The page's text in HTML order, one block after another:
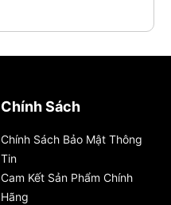
Chính Sách
Chính Sách Bảo Mật Thông
Tin
Cam Kết Sản Phẩm Chính
Hãng